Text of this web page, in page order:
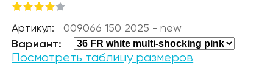
Артикул: 009066 150 2025 - new
Вариант:
Посмотреть таблицу размеров